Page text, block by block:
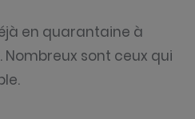
en quarantaine à
sont ceux qui